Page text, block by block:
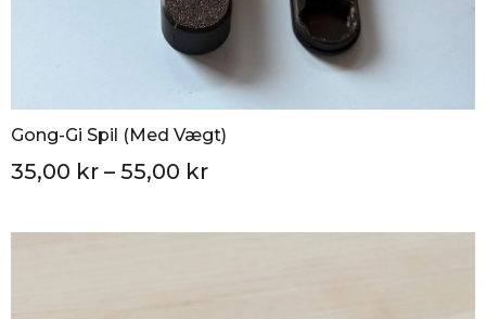
Gong-Gi Spil (med Vægt)
35,00 kr – 55,00 kr